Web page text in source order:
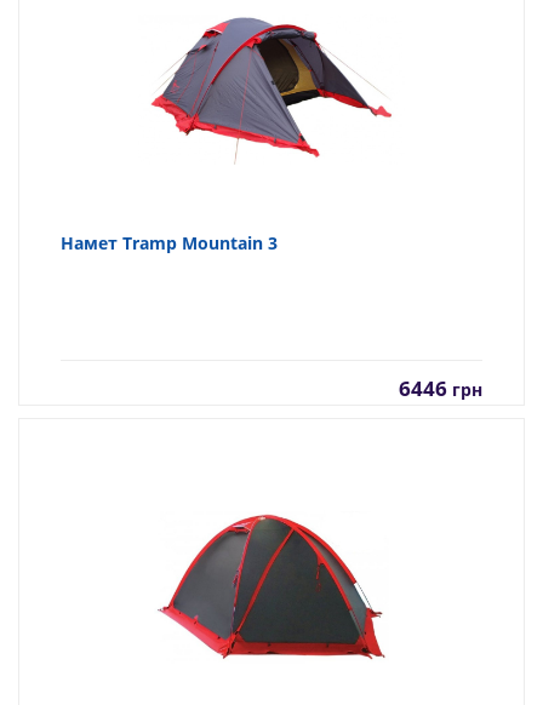
Намет Tramp Mountain 3
6446 грн